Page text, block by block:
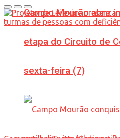
Campo Mourão abre
etapa do Circuito de
sexta-feira (7)